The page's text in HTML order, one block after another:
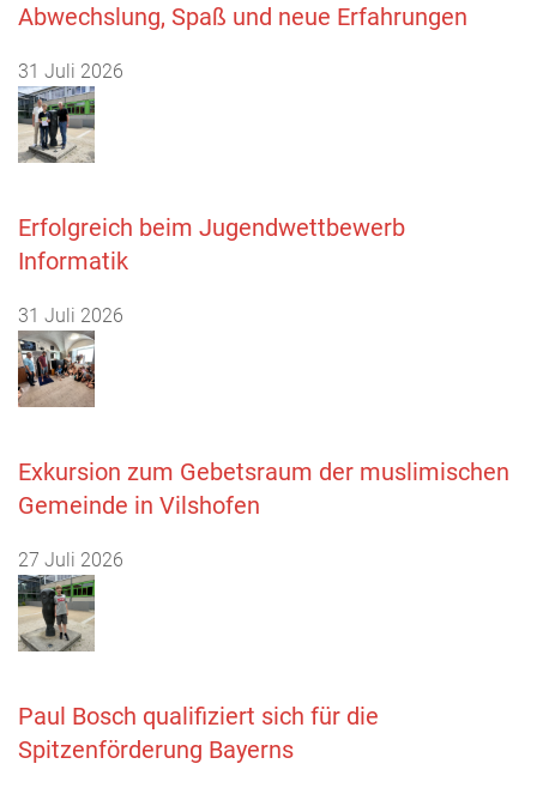
Abwechslung, Spaß und neue Erfahrungen
31 Juli 2026
Erfolgreich beim Jugendwettbewerb
Informatik
31 Juli 2026
Exkursion zum Gebetsraum der muslimischen
Gemeinde in Vilshofen
27 Juli 2026
Paul Bosch qualifiziert sich für die
Spitzenförderung Bayerns